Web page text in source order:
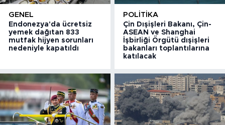
GENEL
Endonezya'da ücretsiz
yemek dağıtan 833
mutfak hijyen sorunları
nedeniyle kapatıldı
POLITIKA
Çin Dışişleri Bakanı, Çin-
ASEAN ve Shanghai
İşbirliği Örgütü dışişleri
bakanları toplantılarına
katılacak